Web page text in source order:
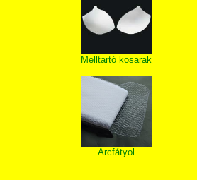
Melltartó kosarak
Arcfátyol